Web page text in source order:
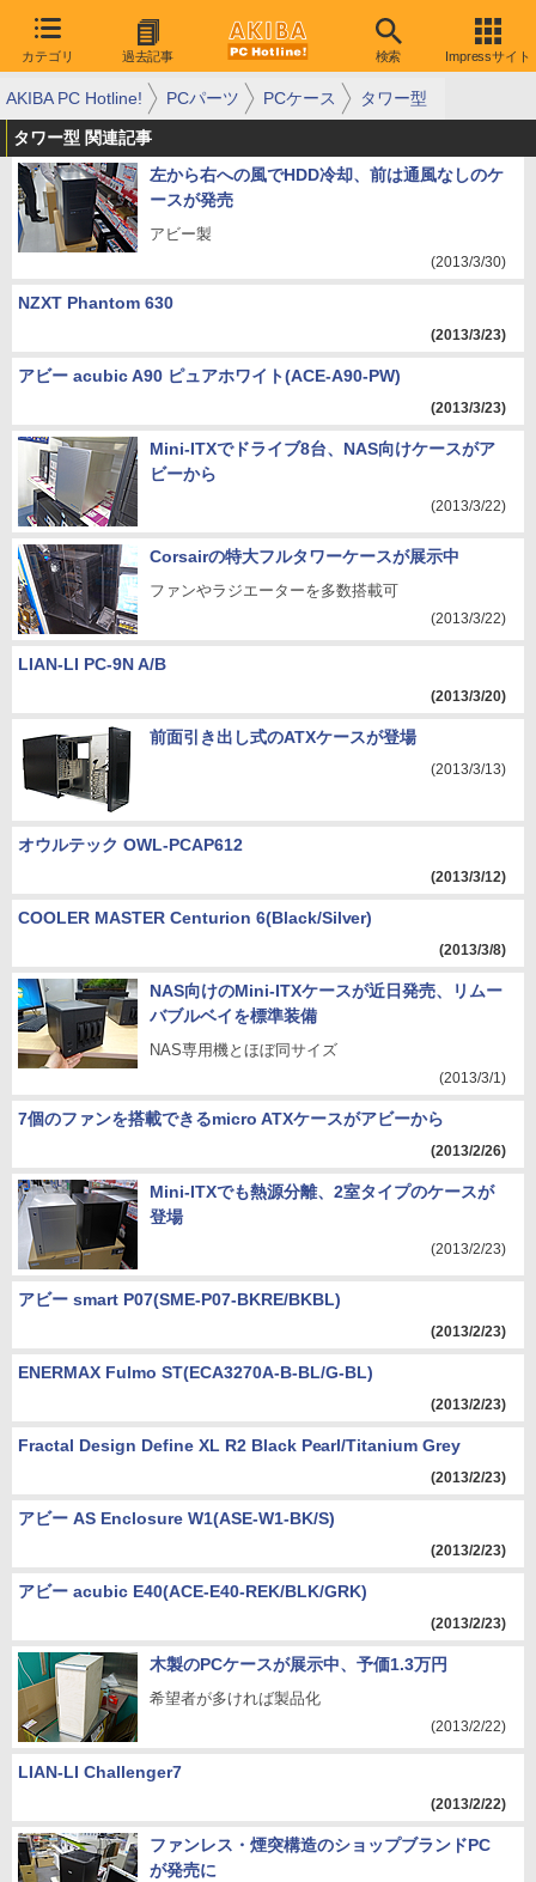
カテゴリ 過去記事 検索 Impressサイト
AKIBA PC Hotline! PCパーツ PCケース タワー型
タワー型 関連記事
左から右への風でHDD冷却、前は通風なしのケ
ースが発売
アビー製
(2013/3/30)
NZXT Phantom 630
(2013/3/23)
アビー acubic A90 ピュアホワイト(ACE-A90-PW)
(2013/3/23)
Mini-ITXでドライブ8台、NAS向けケースがア
ビーから
(2013/3/22)
Corsairの特大フルタワーケースが展示中
ファンやラジエーターを多数搭載可
(2013/3/22)
LIAN-LI PC-9N A/B
(2013/3/20)
前面引き出し式のATXケースが登場
(2013/3/13)
オウルテック OWL-PCAP612
(2013/3/12)
COOLER MASTER Centurion 6(Black/Silver)
(2013/3/8)
NAS向けのMini-ITXケースが近日発売、リムー
バブルベイを標準装備
NAS専用機とほぼ同サイズ
(2013/3/1)
7個のファンを搭載できるmicro ATXケースがアビーから
(2013/2/26)
Mini-ITXでも熱源分離、2室タイプのケースが
登場
(2013/2/23)
アビー smart P07(SME-P07-BKRE/BKBL)
(2013/2/23)
ENERMAX Fulmo ST(ECA3270A-B-BL/G-BL)
(2013/2/23)
Fractal Design Define XL R2 Black Pearl/Titanium Grey
(2013/2/23)
アビー AS Enclosure W1(ASE-W1-BK/S)
(2013/2/23)
アビー acubic E40(ACE-E40-REK/BLK/GRK)
(2013/2/23)
木製のPCケースが展示中、予価1.3万円
希望者が多ければ製品化
(2013/2/22)
LIAN-LI Challenger7
(2013/2/22)
ファンレス・煙突構造のショップブランドPC
が発売に